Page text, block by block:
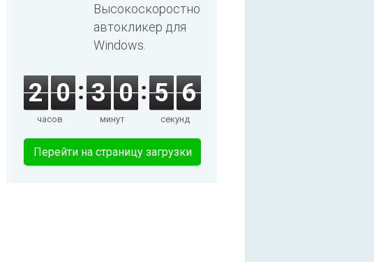
Высокоскоростной
автокликер для
Windows.
2 0
часов
3 0
минут
5 6
секунд
Перейти на страницу загрузки